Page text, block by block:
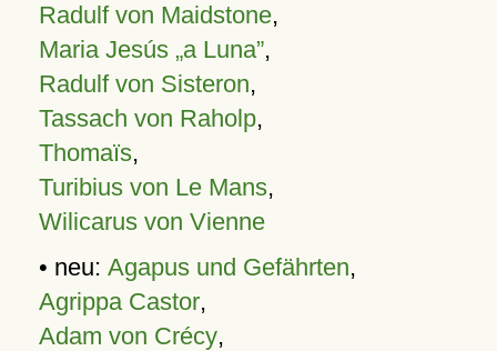
Radulf von Maidstone,
Maria Jesús „a Luna”,
Radulf von Sisteron,
Tassach von Raholp,
Thomaïs,
Turibius von Le Mans,
Wilicarus von Vienne
• neu: Agapus und Gefährten,
Agrippa Castor,
Adam von Crécy,